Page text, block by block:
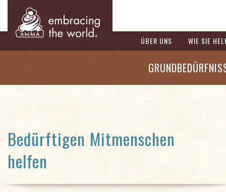
ÜBER UNS WIE SIE
Bedürftigen Mitmenschen
helfen